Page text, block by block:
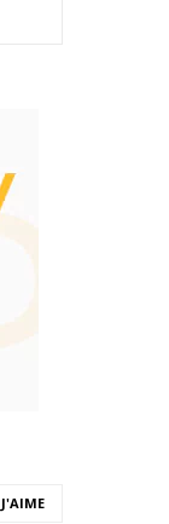
J'AIME